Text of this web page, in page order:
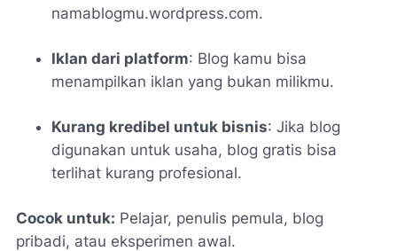
namablogmu.wordpress.com.
Iklan dari platform: Blog kamu bisa
menampilkan iklan yang bukan milikmu.
Kurang kredibel untuk bisnis: Jika blog
digunakan untuk usaha, blog gratis bisa
terlihat kurang profesional.
Cocok untuk: Pelajar, penulis pemula, blog
pribadi, atau eksperimen awal.